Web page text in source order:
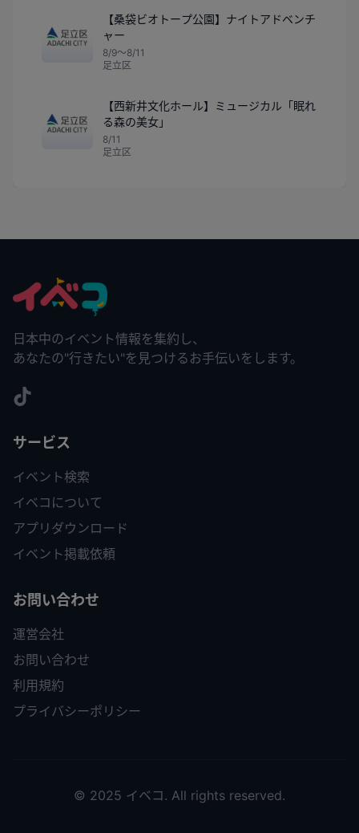
【桑袋ビオトープ公園】ナイトアドベンチ
ャー
8/9〜8/11
足立区
【西新井文化ホール】ミュージカル「眠れ
る森の美女」
8/11
足立区
日本中のイベント情報を集約し、
あなたの"行きたい"を見つけるお手伝いをします。
サービス
イベント検索
イベコについて
アプリダウンロード
イベント掲載依頼
お問い合わせ
運営会社
お問い合わせ
利用規約
プライバシーポリシー
© 2025 イベコ. All rights reserved.